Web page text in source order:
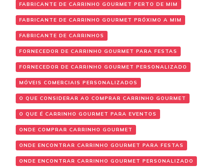
FABRICANTE DE CARRINHO GOURMET PERTO DE MIM
FABRICANTE DE CARRINHO GOURMET PRÓXIMO A MIM
FABRICANTE DE CARRINHOS
FORNECEDOR DE CARRINHO GOURMET PARA FESTAS
FORNECEDOR DE CARRINHO GOURMET PERSONALIZADO
MÓVEIS COMERCIAIS PERSONALIZADOS
O QUE CONSIDERAR AO COMPRAR CARRINHO GOURMET
O QUE É CARRINHO GOURMET PARA EVENTOS
ONDE COMPRAR CARRINHO GOURMET
ONDE ENCONTRAR CARRINHO GOURMET PARA FESTAS
ONDE ENCONTRAR CARRINHO GOURMET PERSONALIZADO